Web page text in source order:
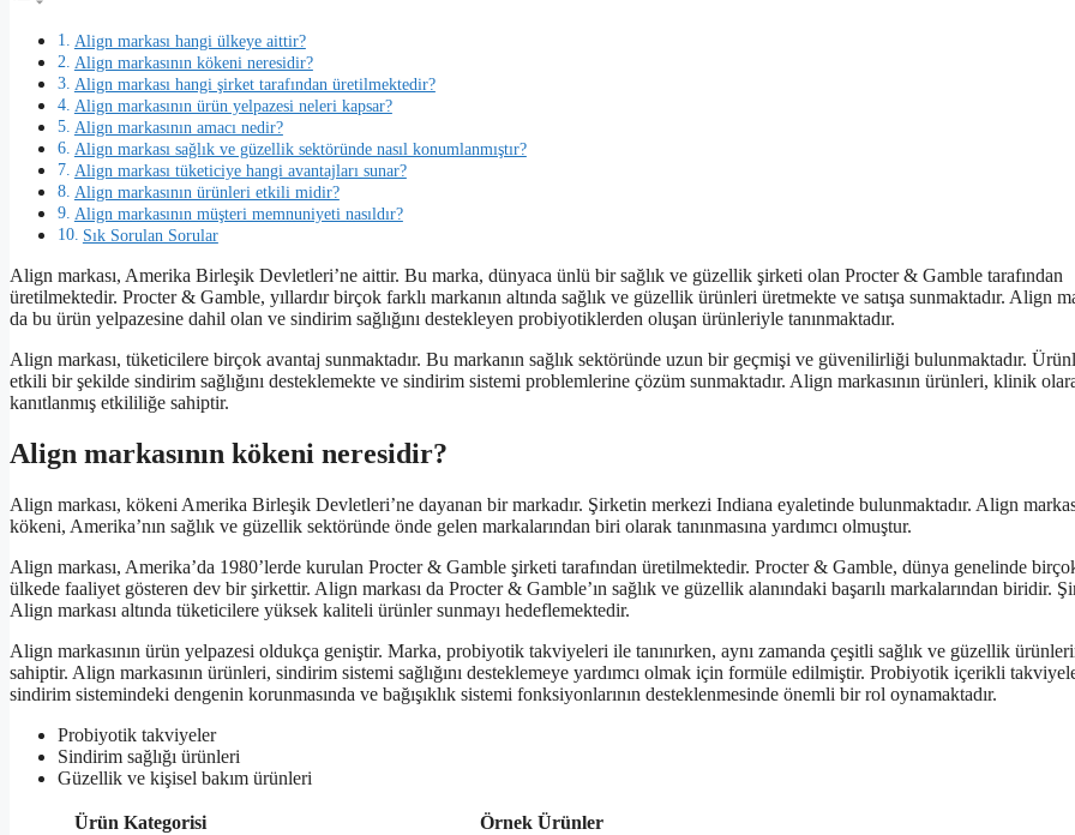
Align markası hangi ülkeye aittir?
Align markasının kökeni neresidir?
Align markası hangi şirket tarafından üretilmektedir?
Align markasının ürün yelpazesi neleri kapsar?
Align markasının amacı nedir?
Align markası sağlık ve güzellik sektöründe nasıl konumlanmıştır?
Align markası tüketiciye hangi avantajları sunar?
Align markasının ürünleri etkili midir?
Align markasının müşteri memnuniyeti nasıldır?
Sık Sorulan Sorular
Align markası, Amerika Birleşik Devletleri’ne aittir. Bu marka, dünyaca ünlü bir sağlık ve güzellik şirketi olan Procter & Gamble tarafından
üretilmektedir. Procter & Gamble, yıllardır birçok farklı markanın altında sağlık ve güzellik ürünleri üretmekte ve satışa sunmaktadır. Align
da bu ürün yelpazesine dahil olan ve sindirim sağlığını destekleyen probiyotiklerden oluşan ürünleriyle tanınmaktadır.
Align markası, tüketicilere birçok avantaj sunmaktadır. Bu markanın sağlık sektöründe uzun bir geçmişi ve güvenilirliği bulunmaktadır.
etkili bir şekilde sindirim sağlığını desteklemekte ve sindirim sistemi problemlerine çözüm sunmaktadır. Align markasının ürünleri, klinik
kanıtlanmış etkililiğe sahiptir.
Align markasının kökeni neresidir?
Align markası, kökeni Amerika Birleşik Devletleri’ne dayanan bir markadır. Şirketin merkezi Indiana eyaletinde bulunmaktadır. Align
kökeni, Amerika’nın sağlık ve güzellik sektöründe önde gelen markalarından biri olarak tanınmasına yardımcı olmuştur.
Align markası, Amerika’da 1980’lerde kurulan Procter & Gamble şirketi tarafından üretilmektedir. Procter & Gamble, dünya genelinde
ülkede faaliyet gösteren dev bir şirkettir. Align markası da Procter & Gamble’ın sağlık ve güzellik alanındaki başarılı markalarından biridir.
Align markası altında tüketicilere yüksek kaliteli ürünler sunmayı hedeflemektedir.
Align markasının ürün yelpazesi oldukça geniştir. Marka, probiyotik takviyeleri ile tanınırken, aynı zamanda çeşitli sağlık ve güzellik
sahiptir. Align markasının ürünleri, sindirim sistemi sağlığını desteklemeye yardımcı olmak için formüle edilmiştir. Probiyotik içerikli
sindirim sistemindeki dengenin korunmasında ve bağışıklık sistemi fonksiyonlarının desteklenmesinde önemli bir rol oynamaktadır.
Probiyotik takviyeler
Sindirim sağlığı ürünleri
Güzellik ve kişisel bakım ürünleri
Ürün Kategorisi
Örnek Ürünler